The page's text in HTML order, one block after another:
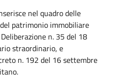
nel quadro delle
patrimonio immobiliare
n. 35 del 18
straordinario, e
n. 192 del 16 settembre